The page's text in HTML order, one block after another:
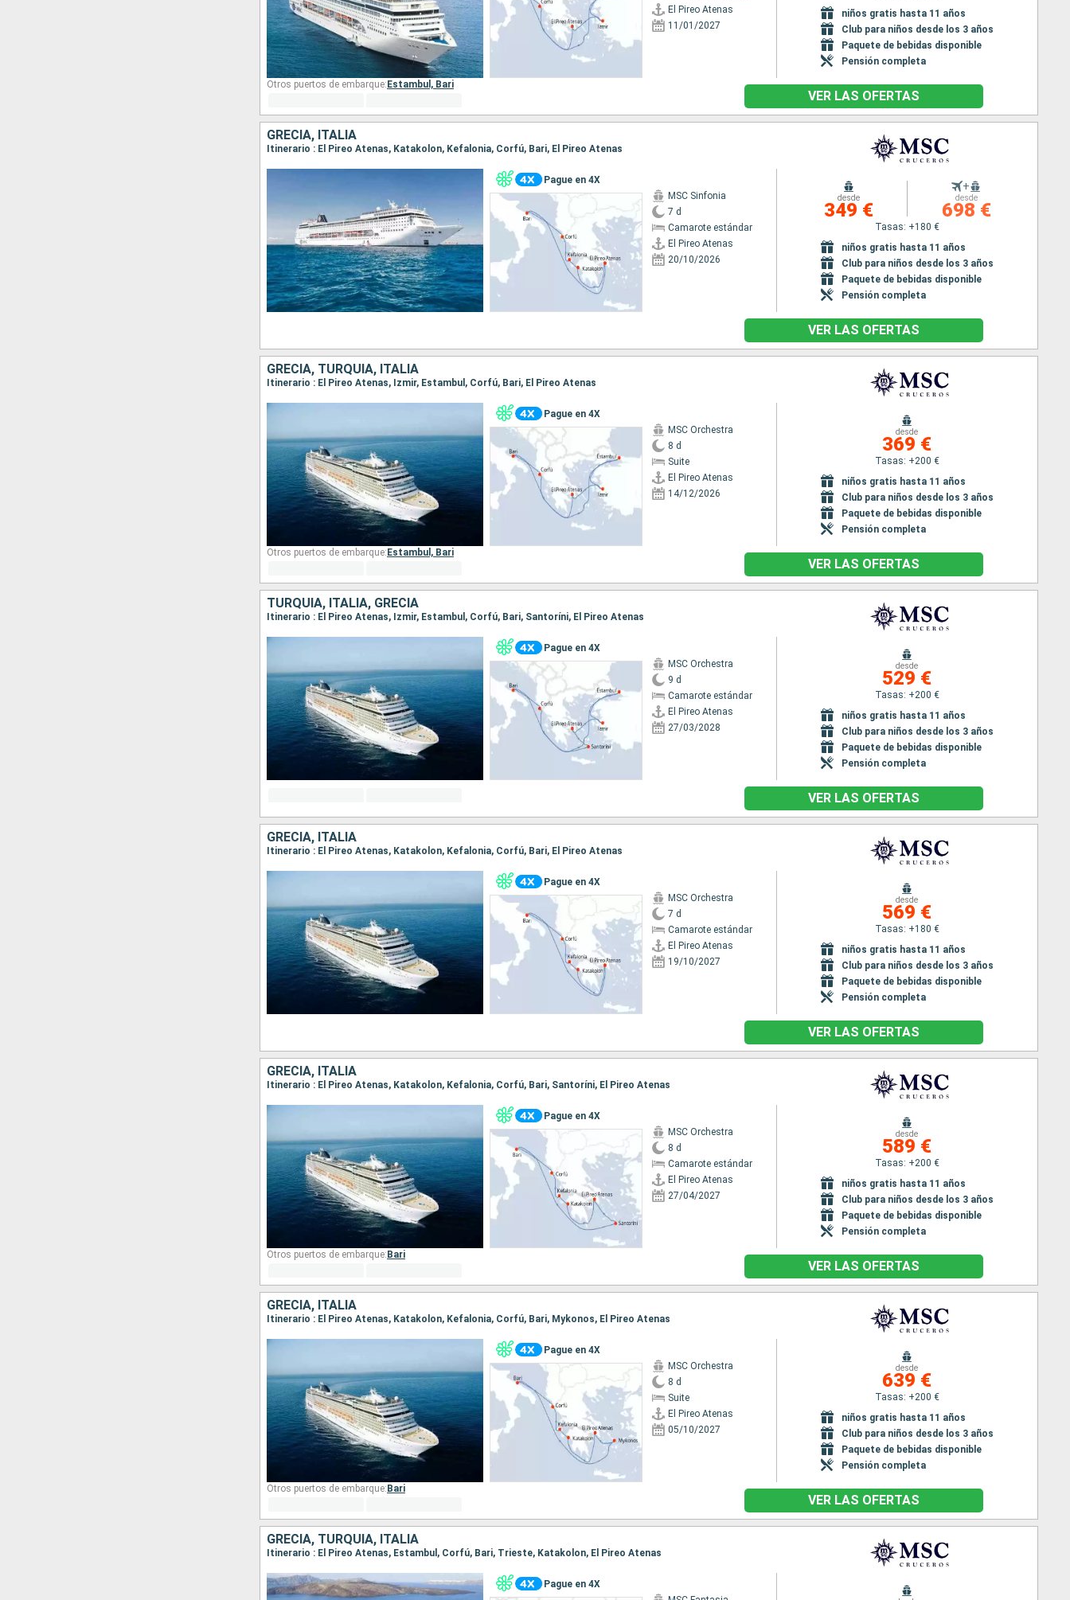
El Pireo Atenas
11/01/2027
niños gratis hasta 11 años
Club para niños desde los 3 años
Paquete de bebidas disponible
Pensión completa
Otros puertos de embarque: Estambul, Bari
VER LAS OFERTAS
GRECIA, ITALIA
Itinerario : El Pireo Atenas, Katakolon, Kefalonia, Corfú, Bari, El Pireo Atenas
Pague en 4X
MSC Sinfonia
7 d
Camarote estándar
El Pireo Atenas
20/10/2026
desde
349 €
+
desde
698 €
Tasas: +180 €
niños gratis hasta 11 años
Club para niños desde los 3 años
Paquete de bebidas disponible
Pensión completa
VER LAS OFERTAS
GRECIA, TURQUÍA, ITALIA
Itinerario : El Pireo Atenas, Izmir, Estambul, Corfú, Bari, El Pireo Atenas
Pague en 4X
MSC Orchestra
8 d
Suite
El Pireo Atenas
14/12/2026
desde
369 €
Tasas: +200 €
niños gratis hasta 11 años
Club para niños desde los 3 años
Paquete de bebidas disponible
Pensión completa
Otros puertos de embarque: Estambul, Bari
VER LAS OFERTAS
TURQUÍA, ITALIA, GRECIA
Itinerario : El Pireo Atenas, Izmir, Estambul, Corfú, Bari, Santoríni, El Pireo Atenas
Pague en 4X
MSC Orchestra
9 d
Camarote estándar
El Pireo Atenas
27/03/2028
desde
529 €
Tasas: +200 €
niños gratis hasta 11 años
Club para niños desde los 3 años
Paquete de bebidas disponible
Pensión completa
VER LAS OFERTAS
GRECIA, ITALIA
Itinerario : El Pireo Atenas, Katakolon, Kefalonia, Corfú, Bari, El Pireo Atenas
Pague en 4X
MSC Orchestra
7 d
Camarote estándar
El Pireo Atenas
19/10/2027
desde
569 €
Tasas: +180 €
niños gratis hasta 11 años
Club para niños desde los 3 años
Paquete de bebidas disponible
Pensión completa
VER LAS OFERTAS
GRECIA, ITALIA
Itinerario : El Pireo Atenas, Katakolon, Kefalonia, Corfú, Bari, Santoríni, El Pireo Atenas
Pague en 4X
MSC Orchestra
8 d
Camarote estándar
El Pireo Atenas
27/04/2027
desde
589 €
Tasas: +200 €
niños gratis hasta 11 años
Club para niños desde los 3 años
Paquete de bebidas disponible
Pensión completa
Otros puertos de embarque: Bari
VER LAS OFERTAS
GRECIA, ITALIA
Itinerario : El Pireo Atenas, Katakolon, Kefalonia, Corfú, Bari, Mykonos, El Pireo Atenas
Pague en 4X
MSC Orchestra
8 d
Suite
El Pireo Atenas
05/10/2027
desde
639 €
Tasas: +200 €
niños gratis hasta 11 años
Club para niños desde los 3 años
Paquete de bebidas disponible
Pensión completa
Otros puertos de embarque: Bari
VER LAS OFERTAS
GRECIA, TURQUÍA, ITALIA
Itinerario : El Pireo Atenas, Estambul, Corfú, Bari, Trieste, Katakolon, El Pireo Atenas
Pague en 4X